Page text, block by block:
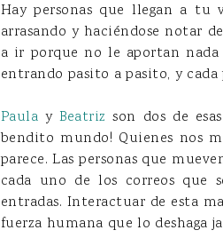
Hay personas que llegan a tu
arrasando y haciéndose notar
a ir porque no le aportan
entrando pasito a pasito, y
Paula yBeatriz son dos de
bendito mundo! Quienes nos
parece. Las personas que
cada uno de los correos que
entradas. Interactuar de esta
fuerza humana que lo deshaga